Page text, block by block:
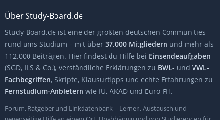
Über Study-Board.de
Study-Board.de ist eine der größten deutschen Communities
rund ums Studium – mit über 37.000 Mitgliedern und mehr als
112.000 Beiträgen. Hier findest du Hilfe bei Einsendeaufgaben
(SGD, ILS & Co.), verständliche Erklärungen zu BWL- und VWL-
Fachbegriffen, Skripte, Klausurtipps und echte Erfahrungen zu
Fernstudium-Anbietern wie IU, AKAD und Euro-FH.
Forum, Ratgeber und Linkdatenbank – Lernen, Austausch und